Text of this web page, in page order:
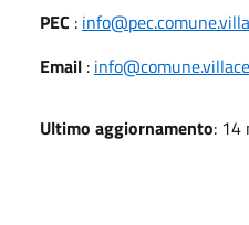
PEC :
Email :
Ultimo aggiornamento: 14